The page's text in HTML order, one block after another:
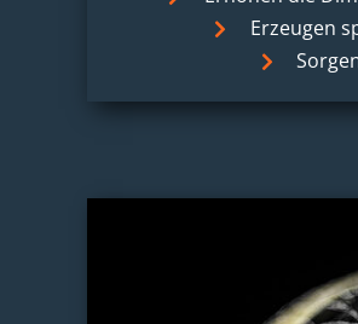
Erzeugen